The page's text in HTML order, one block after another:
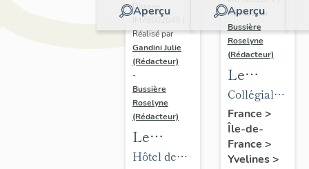
Aperçu
Dossier
IM78002649 |
Réalisé par
Gandini Julie
(Rédacteur)
-
Bussière
Roselyne
(Rédacteur)
Le
mobilier
Hôtel de
Aperçu
Réalisé par
Bussière
Roselyne
(Rédacteur)
Le
mobilier
de la
collégiale
Collégiale
Notre-
Dame
France >
Île-de-
France >
Yvelines>